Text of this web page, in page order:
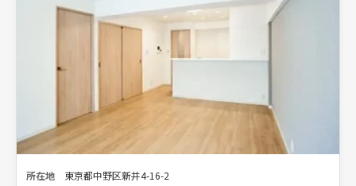
所在地 東京都中野区新井4-16-2